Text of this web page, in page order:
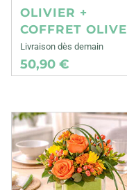
OLIVIER +
COFFRET OLIVE
Livraison dès demain
50,90 €